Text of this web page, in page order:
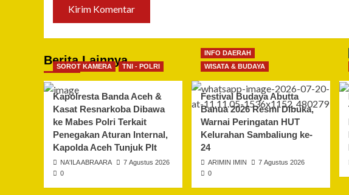
Berita Lainnya
SOROT KAMERA TNI - POLRI
Kapolresta Banda Aceh &
Kasat Resnarkoba Dibawa
ke Mabes Polri Terkait
Penegakan Aturan Internal,
Kapolda Aceh Tunjuk Plt
NA'ILA ABRAARA
7 Agustus 2026
0
INFO DAERAH
WISATA & BUDAYA
Festival Budaya Abutta
Banua 2026 Resmi Dibuka,
Warnai Peringatan HUT
Kelurahan Sambaliung ke-
24
ARIMIN IMIN
7 Agustus 2026
0